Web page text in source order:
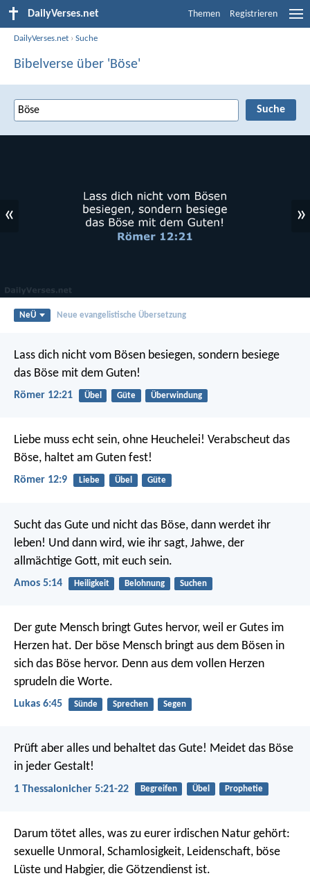
DailyVerses.net Themen Registrieren
DailyVerses.net ›Suche
Bibelverse über 'Böse'
« »
NeÜ Neue evangelistische Übersetzung
Lass dich nicht vom Bösen besiegen, sondern besiege
das Böse mit dem Guten!
Römer 12:21 Übel Güte Überwindung
Liebe muss echt sein, ohne Heuchelei! Verabscheut das
Böse, haltet am Guten fest!
Römer 12:9 Liebe Übel Güte
Sucht das Gute und nicht das Böse, dann werdet ihr
leben! Und dann wird, wie ihr sagt, Jahwe, der
allmächtige Gott, mit euch sein.
Amos 5:14 Heiligkeit Belohnung Suchen
Der gute Mensch bringt Gutes hervor, weil er Gutes im
Herzen hat. Der böse Mensch bringt aus dem Bösen in
sich das Böse hervor. Denn aus dem vollen Herzen
sprudeln die Worte.
Lukas 6:45 Sünde Sprechen Segen
Prüft aber alles und behaltet das Gute! Meidet das Böse
in jeder Gestalt!
1 Thessalonicher 5:21-22 Begreifen Übel Prophetie
Darum tötet alles, was zu eurer irdischen Natur gehört:
sexuelle Unmoral, Schamlosigkeit, Leidenschaft, böse
Lüste und Habgier, die Götzendienst ist.